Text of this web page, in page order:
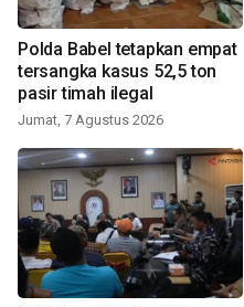
Polda Babel tetapkan empat
tersangka kasus 52,5 ton
pasir timah ilegal
Jumat, 7 Agustus 2026